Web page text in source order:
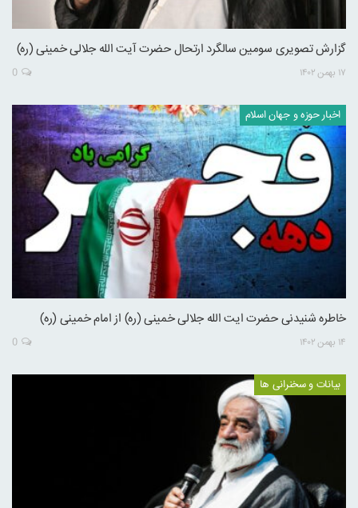
گزارش تصویری سومین سالگرد ارتحال حضرت آیت الله جلالی خمینی (ره)
۱۷ بهمن ۱۴۰۲ 0
اخبار حوزه و جهان اسلام
خاطره شنیدنی حضرت ایت الله جلالی خمینی (ره) از امام خمینی (ره)
۱۴ بهمن ۱۴۰۲ 0
بیانات و سخنرانی ها